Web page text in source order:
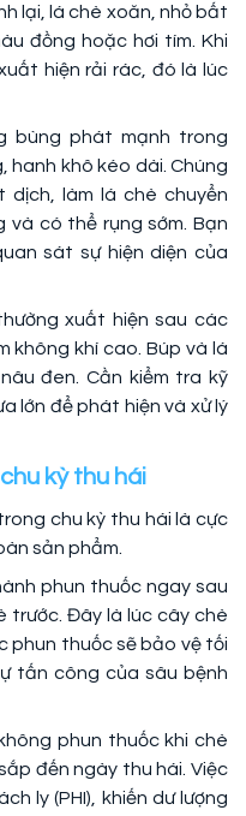
lại, lá chè xoăn, nhỏ bất
đồng hoặc hơi tím. Khi
hiện rải rác, đó là lúc
bùng phát mạnh trong
hanh khô kéo dài. Chúng
làm lá chè chuyển
có thể rụng sớm. Bạn
sát sự hiện diện của
xuất hiện sau các
không khí cao. Búp và lá
đen. Cần kiểm tra kỹ
lớn để phát hiện và xử lý
kỳ thu hái
chu kỳ thu hái là cực
sản phẩm.
phun thuốc ngay sau
trước. Đây là lúc cây chè
phun thuốc sẽ bảo vệ tối
tấn công của sâu bệnh
phun thuốc khi chè
đến ngày thu hái. Việc
ly (PHI), khiến dư lượng